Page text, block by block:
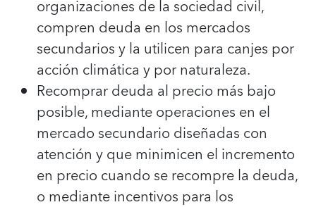
organizaciones de la sociedad civil,
compren deuda en los mercados
secundarios y la utilicen para canjes por
acción climática y por naturaleza.
Recomprar deuda al precio más bajo
posible, mediante operaciones en el
mercado secundario diseñadas con
atención y que minimicen el incremento
en precio cuando se recompre la deuda,
o mediante incentivos para los